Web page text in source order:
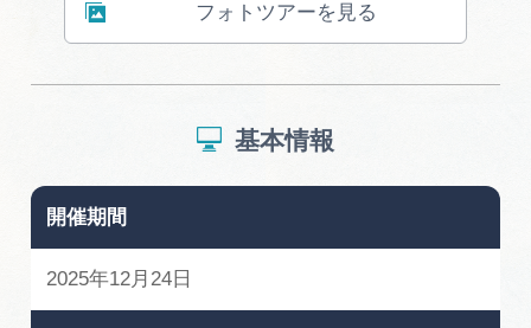
フォトツアーを見る
基本情報
開催期間
2025年12月24日